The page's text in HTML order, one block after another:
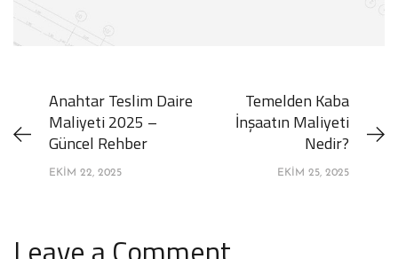
Anahtar Teslim Daire
Maliyeti 2025 –
Güncel Rehber
EKIM 22, 2025
Temelden Kaba
İnşaatın Maliyeti
Nedir?
EKIM 25, 2025